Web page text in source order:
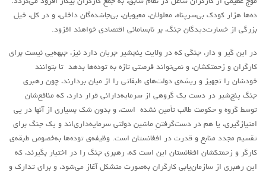
فلسفی
نقد
کومله
روشنفکران مارکسیست
فعالان کارگری
ده‌ها هزار کودک بی‌سرپناه، معلولان، معیوبان، بی‌جاشده‌گان داخلی، و در کل، خیل
بزرگی از خسارت‌دیدگان جنگ، بر نابسامانی اقتصادی خواهند افزود.
در این گیر و دار، جنگی که در ولایت پنجشیر جریان دارد نیز، جبهه‌یی نیست برای
کارگران و زحمتکشان، و نمی‌تواند فرصتی تازه به توده‌ها بدهد تا بتوانند
خودشان را تجهیز و ریشه‌ی دولت‌های طبقاتی را از میان بردارند، چون رهبری
جنگ پنج‌شیر در دست یک گروهی از سرمایه‌دارانی قرار دارد، که منافع‌شان
توسط گروه و حکومت طالب تأمین نشده است، و بدون شک بسیاری از آنها در پی
امتیازگیری، یا هم در دست‌گرفتنِ ماشین دولتی سرمایه‌داری‌اند و یک جنگ برای
تقسیم مجدد منابع و قدرت در افغانستان است. وظیفه‌ی توده‌ها به‌خصوص طبقه‌ی
کارگر و زحمتکشان افغانستان این است که، رهبری جنگ را در اختیار بگیرند، که
این رهبری از سازمان‌یابی کارگران به‌صورت متشکل آغاز می‌شود، و برای تدارک و